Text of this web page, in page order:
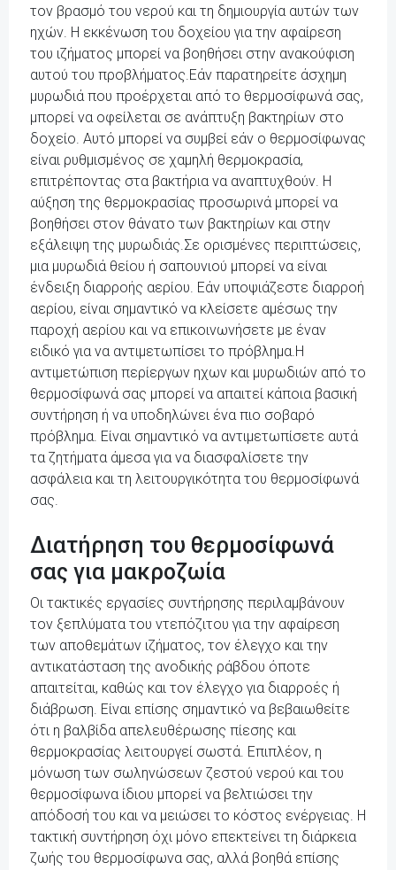
τον βρασμό του νερού και τη δημιουργία αυτών των
ηχών. Η εκκένωση του δοχείου για την αφαίρεση
του ιζήματος μπορεί να βοηθήσει στην ανακούφιση
αυτού του προβλήματος.Εάν παρατηρείτε άσχημη
μυρωδιά που προέρχεται από το θερμοσίφωνά σας,
μπορεί να οφείλεται σε ανάπτυξη βακτηρίων στο
δοχείο. Αυτό μπορεί να συμβεί εάν ο θερμοσίφωνας
είναι ρυθμισμένος σε χαμηλή θερμοκρασία,
επιτρέποντας στα βακτήρια να αναπτυχθούν. Η
αύξηση της θερμοκρασίας προσωρινά μπορεί να
βοηθήσει στον θάνατο των βακτηρίων και στην
εξάλειψη της μυρωδιάς.Σε ορισμένες περιπτώσεις,
μια μυρωδιά θείου ή σαπουνιού μπορεί να είναι
ένδειξη διαρροής αερίου. Εάν υποψιάζεστε διαρροή
αερίου, είναι σημαντικό να κλείσετε αμέσως την
παροχή αερίου και να επικοινωνήσετε με έναν
ειδικό για να αντιμετωπίσει το πρόβλημα.Η
αντιμετώπιση περίεργων ηχων και μυρωδιών από το
θερμοσίφωνά σας μπορεί να απαιτεί κάποια βασική
συντήρηση ή να υποδηλώνει ένα πιο σοβαρό
πρόβλημα. Είναι σημαντικό να αντιμετωπίσετε αυτά
τα ζητήματα άμεσα για να διασφαλίσετε την
ασφάλεια και τη λειτουργικότητα του θερμοσίφωνά
σας.
Διατήρηση του θερμοσίφωνά
σας για μακροζωία
Οι τακτικές εργασίες συντήρησης περιλαμβάνουν
τον ξεπλύματα του ντεπόζιτου για την αφαίρεση
των αποθεμάτων ιζήματος, τον έλεγχο και την
αντικατάσταση της ανοδικής ράβδου όποτε
απαιτείται, καθώς και τον έλεγχο για διαρροές ή
διάβρωση. Είναι επίσης σημαντικό να βεβαιωθείτε
ότι η βαλβίδα απελευθέρωσης πίεσης και
θερμοκρασίας λειτουργεί σωστά. Επιπλέον, η
μόνωση των σωληνώσεων ζεστού νερού και του
θερμοσίφωνα ίδιου μπορεί να βελτιώσει την
απόδοσή του και να μειώσει το κόστος ενέργειας. Η
τακτική συντήρηση όχι μόνο επεκτείνει τη διάρκεια
ζωής του θερμοσίφωνα σας, αλλά βοηθά επίσης